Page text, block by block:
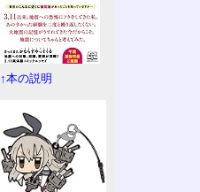
↑本の説明